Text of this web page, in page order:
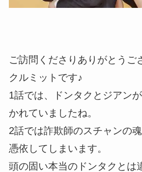
ご訪問くださりありがとうご
クルミットです♪
1話では、ドンタクとジアン
かれていましたね。
2話では詐欺師のスチャンの
憑依してしまいます。
頭の固い本当のドンタクとは